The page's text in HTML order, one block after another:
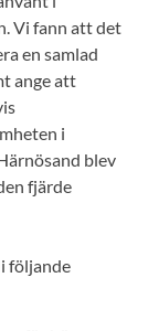
Vi fann att det
en samlad
ange att
i
blev
fjärde
följande